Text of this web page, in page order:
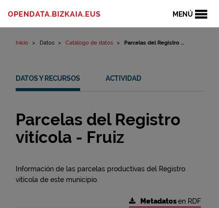
MENÚ
OPENDATA.BIZKAIA.EUS
Inicio Datos Catálogo de datos Parcelas del Registro ...
DATOS Y RECURSOS ACTIVIDAD
Parcelas del Registro
vitícola - Fruiz
Información de las parcelas productivas del Registro
vitícola de este municipio.
Metadatosen RDF